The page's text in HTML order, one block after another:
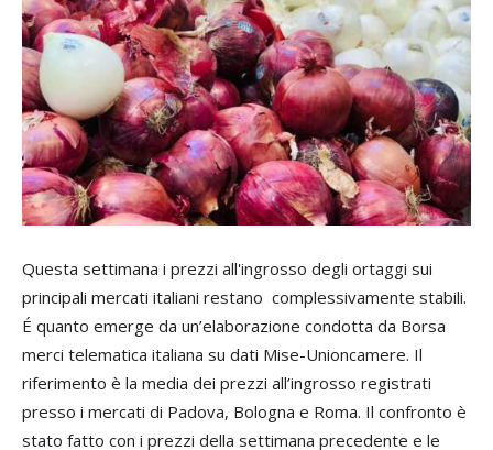
Questa settimana i prezzi all'ingrosso degli ortaggi sui
principali mercati italiani restano complessivamente stabili.
É quanto emerge da un’elaborazione condotta da Borsa
merci telematica italiana su dati Mise-Unioncamere. Il
riferimento è la media dei prezzi all’ingrosso registrati
presso i mercati di Padova, Bologna e Roma. Il confronto è
stato fatto con i prezzi della settimana precedente e le